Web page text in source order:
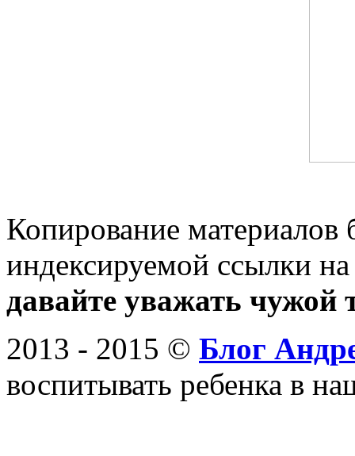
Копирование материалов
индексируемой ссылки
давайте уважать чужой
2013 - 2015 © Блог
воспитывать ребенка в